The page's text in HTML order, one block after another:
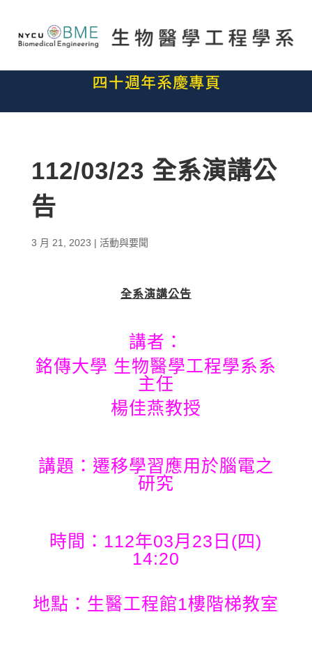
112/03/23 全系演講公
告
3 月 21, 2023 | 活動與要聞
全系演講公告
講者：
銘傳大學 生物醫學工程學系系
主任
楊佳燕教授
講題：遷移學習應用於腦電之
研究
時間：112年03月23日(四)
14:20
地點：生醫工程館1樓階梯教室